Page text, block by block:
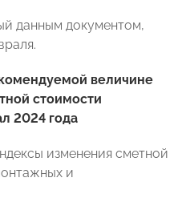
данным документом,
величине
стоимости
2024 года
изменения сметной
и